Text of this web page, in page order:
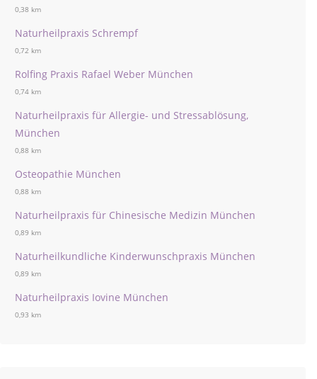
0,38 km
Naturheilpraxis Schrempf
0,72 km
Rolfing Praxis Rafael Weber München
0,74 km
Naturheilpraxis für Allergie- und Stressablösung,
München
0,88 km
Osteopathie München
0,88 km
Naturheilpraxis für Chinesische Medizin München
0,89 km
Naturheilkundliche Kinderwunschpraxis München
0,89 km
Naturheilpraxis Iovine München
0,93 km